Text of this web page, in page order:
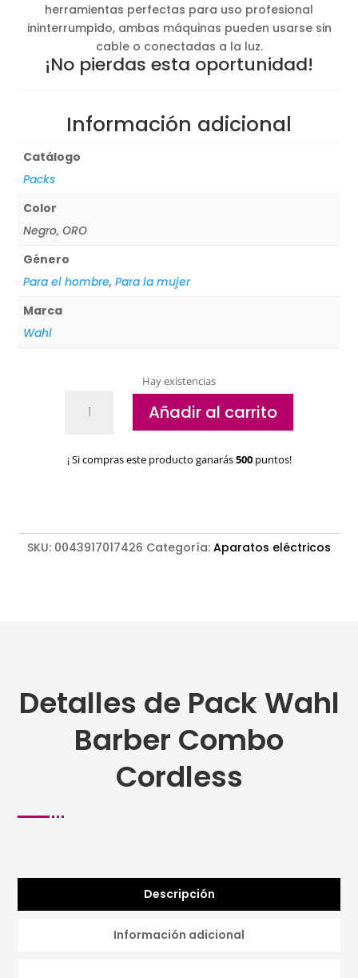
herramientas perfectas para uso profesional
ininterrumpido, ambas máquinas pueden usarse sin
cable o conectadas a la luz.
¡No pierdas esta oportunidad!
Información adicional
Catálogo
Packs
Color
Negro, ORO
Género
Para el hombre,Para la mujer
Marca
Wahl
Hay existencias
Wahl
Combo
Añadir al carrito
¡ Si compras este producto ganarás500puntos!
SKU: 0043917017426 Categoría: Aparatos eléctricos
Detalles de Pack Wahl
Barber Combo
Cordless
Descripción
Información adicional